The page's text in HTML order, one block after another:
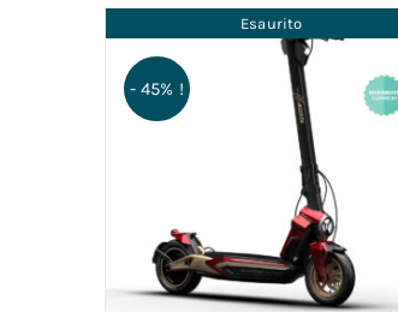
Esaurito
- 45% !